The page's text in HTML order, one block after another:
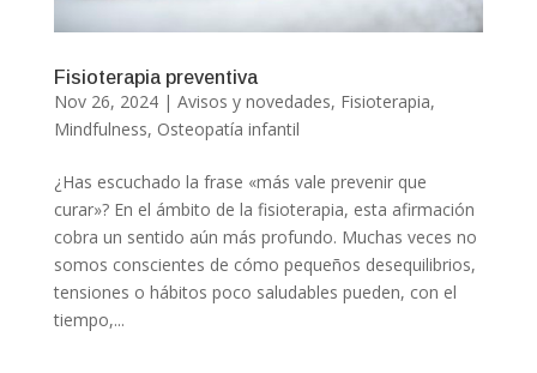
Fisioterapia preventiva
Nov 26, 2024| Avisos y novedades, Fisioterapia,
Mindfulness, Osteopatía infantil
¿Has escuchado la frase «más vale prevenir que
curar»? En el ámbito de la fisioterapia, esta afirmación
cobra un sentido aún más profundo. Muchas veces no
somos conscientes de cómo pequeños desequilibrios,
tensiones o hábitos poco saludables pueden, con el
tiempo,...